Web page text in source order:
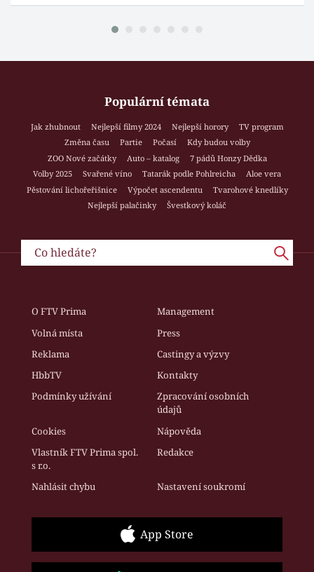
Populární témata
Jak zhubnout Nejlepší filmy 2024 Nejlepší horory
TV program
Změna času
Partie Počasí
Kdy budou volby
ZOO Nové začátky
Auto – katalog
7 pádů Honzy Dědka
Volby 2025
Svařené víno Tatarák podle Pohlreicha
Aloe vera
Pěstování lichořeřišnice
Výpočet ascendentu
Tvarohové knedlíky
Nejlepší palačinky
Švestkový koláč
O FTV Prima
Management
Volná místa
Press
Reklama
Castingy a výzvy
HbbTV
Kontakty
Podmínky užívání
Zpracování osobních
údajů
Cookies
Nápověda
Vlastník FTV Prima spol.
s r.o.
Redakce
Nahlásit chybu Nastavení soukromí
App Store